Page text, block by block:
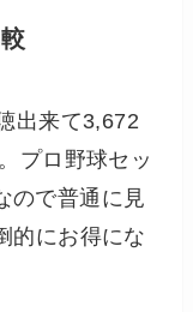
出来て3,672
プロ野球セッ
ので普通に見
的にお得にな